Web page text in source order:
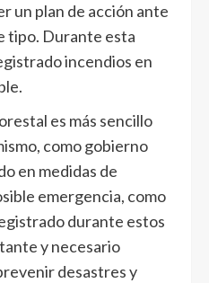
un plan de acción ante
tipo. Durante esta
incendios en
es más sencillo
como gobierno
en medidas de
emergencia, como
durante estos
y necesario
desastres y